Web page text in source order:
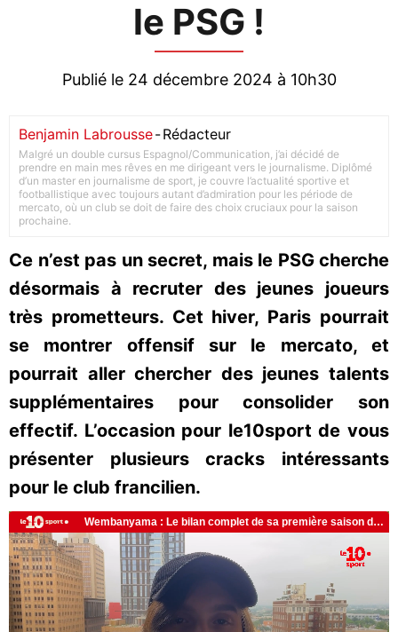
le PSG !
Publié le 24 décembre 2024 à 10h30
Benjamin Labrousse-Rédacteur
Malgré un double cursus Espagnol/Communication, j’ai décidé de
prendre en main mes rêves en me dirigeant vers le journalisme. Diplômé
d’un master en journalisme de sport, je couvre l’actualité sportive et
footballistique avec toujours autant d’admiration pour les période de
mercato, où un club se doit de faire des choix cruciaux pour la saison
prochaine.
Ce n’est pas un secret, mais le PSG cherche
désormais à recruter des jeunes joueurs
très prometteurs. Cet hiver, Paris pourrait
se montrer offensif sur le mercato, et
pourrait aller chercher des jeunes talents
supplémentaires pour consolider son
effectif. L’occasion pour le10sport de vous
présenter plusieurs cracks intéressants
pour le club francilien.